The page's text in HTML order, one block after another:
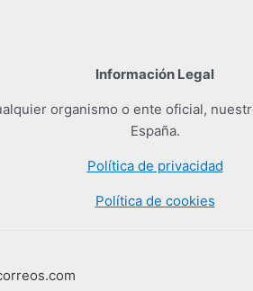
Información Legal
organismo o ente oficial,
España.
Política de privacidad
Política de cookies